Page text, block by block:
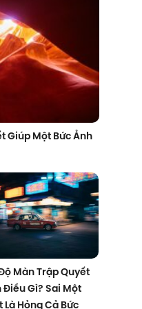
Giúp Một Bức Ảnh
Màn Trập Quyết
Gì? Sai Một
Là Hỏng Cả Bức